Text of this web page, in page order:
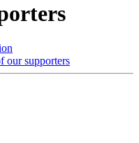
our supporters